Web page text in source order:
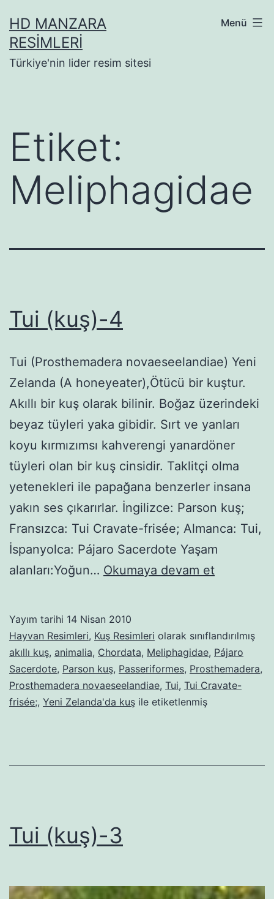
geçHD MANZARA
RESIMLERI
Türkiye'nin lider resim sitesi
Menü
Etiket:
Meliphagidae
Tui (kuş)-4
Tui (Prosthemadera novaeseelandiae) Yeni
Zelanda (A honeyeater),Ötücü bir kuştur.
Akıllı bir kuş olarak bilinir. Boğaz üzerindeki
beyaz tüyleri yaka gibidir. Sırt ve yanları
koyu kırmızımsı kahverengi yanardöner
tüyleri olan bir kuş cinsidir. Taklitçi olma
yetenekleri ile papağana benzerler insana
yakın ses çıkarırlar. İngilizce: Parson kuş;
Fransızca: Tui Cravate-frisée; Almanca: Tui,
İspanyolca: Pájaro Sacerdote Yaşam
alanları:Yoğun… Okumaya devam etTui
Yayım tarihi 14 Nisan 2010
Hayvan Resimleri, Kuş Resimleri olarak sınıflandırılmış
akıllı kuş, animalia, Chordata, Meliphagidae, Pájaro
Sacerdote, Parson kuş, Passeriformes, Prosthemadera,
Prosthemadera novaeseelandiae, Tui, Tui Cravate-
frisée;, Yeni Zelanda'da kuş ile etiketlenmiş
Tui (kuş)-3